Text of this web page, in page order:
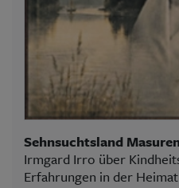
Sehnsuchtsland
Irmgard Irro über
Erfahrungen in der